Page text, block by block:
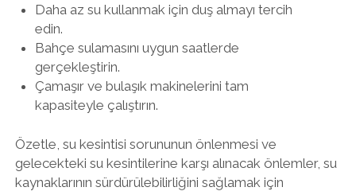
Daha az su kullanmak için duş almayı tercih
edin.
Bahçe sulamasını uygun saatlerde
gerçekleştirin.
Çamaşır ve bulaşık makinelerini tam
kapasiteyle çalıştırın.
Özetle, su kesintisi sorununun önlenmesi ve
gelecekteki su kesintilerine karşı alınacak önlemler, su
kaynaklarının sürdürülebilirliğini sağlamak için